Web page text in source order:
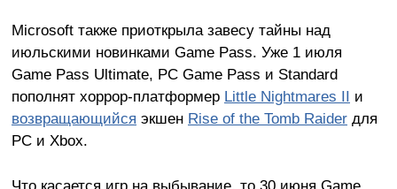
Microsoft также приоткрыла завесу тайны над
июльскими новинками Game Pass. Уже 1 июля
Game Pass Ultimate, PC Game Pass и Standard
пополнят хоррор-платформер Little Nightmares II и
возвращающийся экшен Rise of the Tomb Raiderдля
PC и Xbox.